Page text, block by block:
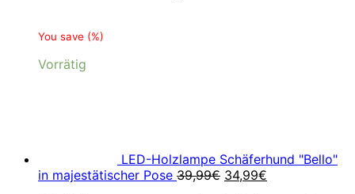
You save (%)
Vorrätig
LED-Holzlampe Schäferhund "Bello"
in majestätischer Pose 39,99€ Ursprünglicher
34,99€